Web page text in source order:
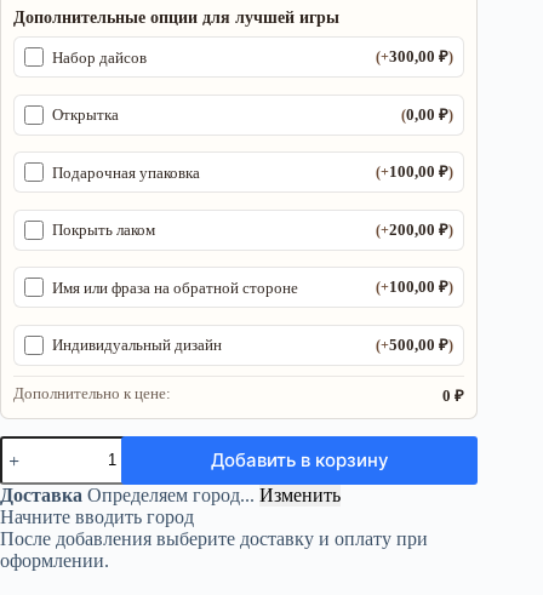
Дополнительные опции для лучшей игры
Набор дайсов (+300,00₽)
Открытка (0,00₽)
Подарочная упаковка (+100,00₽)
Покрыть лаком (+200,00₽)
Имя или фраза на обратной стороне (+100,00₽)
Индивидуальный дизайн (+500,00₽)
Дополнительно к цене: 0 ₽
Количество
товара
Органайзер
ДнД
«Сорвиголова
5»
—
Добавить в корзину
Доставка Определяем город... Изменить
Начните вводить город
После добавления выберите доставку и оплату при
оформлении.